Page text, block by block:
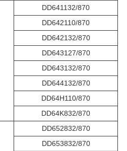
DD641132/870
DD642110/870
DD642132/870
DD643127/870
DD643132/870
DD644132/870
DD64H110/870
DD64K832/870
DD652832/870
DD653832/870